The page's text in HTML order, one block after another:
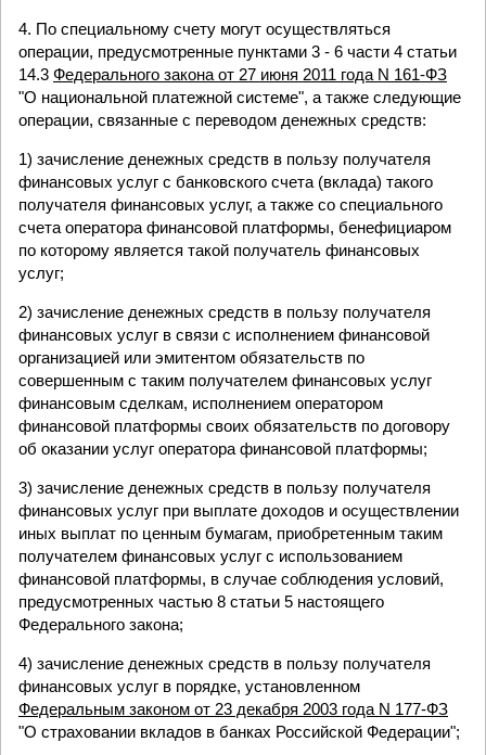
4. По специальному счету могут осуществляться
операции, предусмотренные пунктами 3 - 6 части 4 статьи
14.3 Федерального закона от 27 июня 2011 года N 161-ФЗ
"О национальной платежной системе", а также следующие
операции, связанные с переводом денежных средств:
1) зачисление денежных средств в пользу получателя
финансовых услуг с банковского счета (вклада) такого
получателя финансовых услуг, а также со специального
счета оператора финансовой платформы, бенефициаром
по которому является такой получатель финансовых
услуг;
2) зачисление денежных средств в пользу получателя
финансовых услуг в связи с исполнением финансовой
организацией или эмитентом обязательств по
совершенным с таким получателем финансовых услуг
финансовым сделкам, исполнением оператором
финансовой платформы своих обязательств по договору
об оказании услуг оператора финансовой платформы;
3) зачисление денежных средств в пользу получателя
финансовых услуг при выплате доходов и осуществлении
иных выплат по ценным бумагам, приобретенным таким
получателем финансовых услуг с использованием
финансовой платформы, в случае соблюдения условий,
предусмотренных частью 8 статьи 5 настоящего
Федерального закона;
4) зачисление денежных средств в пользу получателя
финансовых услуг в порядке, установленном
Федеральным законом от 23 декабря 2003 года N 177-ФЗ
"О страховании вкладов в банках Российской Федерации";